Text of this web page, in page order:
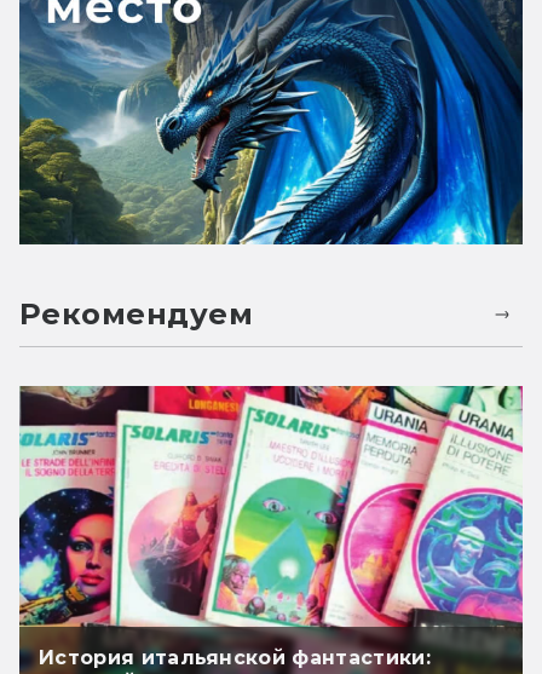
Рекомендуем
История итальянской фантастики: